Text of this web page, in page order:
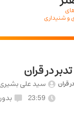
قران
سید علی بشیری
15 اکتبر 2025
23:59
بدون دیدگاه